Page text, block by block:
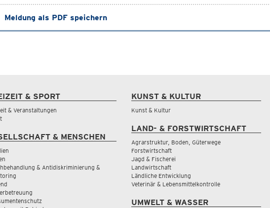
Meldung als PDF speichern
& SPORT
& Veranstaltungen
& MENSCHEN
& Antidiskriminierung &
KUNST & KULTUR
Kunst & Kultur
LAND- & FORSTWIRTSCHAFT
Agrarstruktur, Boden, Güterwege
Forstwirtschaft
Jagd & Fischerei
Landwirtschaft
Ländliche Entwicklung
Veterinär & Lebensmittelkontrolle
UMWELT & WASSER